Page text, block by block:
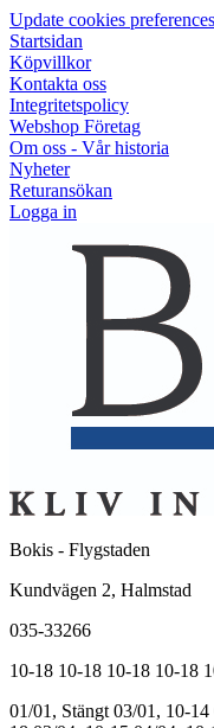
Update cookies preferences
Startsidan
Köpvillkor
Kontakta oss
Integritetspolicy
Webshop Företag
Om oss - Vår historia
Nyheter
Returansökan
Logga in
Bokis - Flygstaden
Kundvägen 2, Halmstad
035-33266
10-18 10-18 10-18 10-18
01/01, Stängt 03/01, 10-14